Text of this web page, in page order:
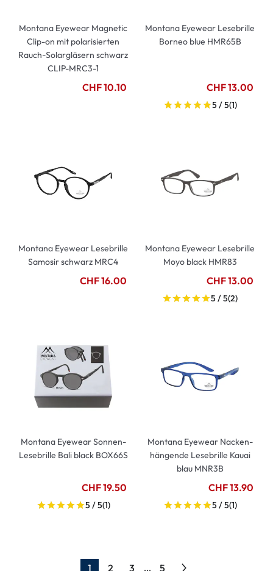
Montana Eyewear Magnetic
Clip-on mit polarisierten
Rauch-Solargläsern schwarz
CLIP-MRC3-1
CHF 10.10
Montana Eyewear Lesebrille
Borneo blue HMR65B
CHF 13.00
5 / 5(1)
Montana Eyewear Lesebrille
Samosir schwarz MRC4
CHF 16.00
Montana Eyewear Lesebrille
Moyo black HMR83
CHF 13.00
5 / 5(2)
Montana Eyewear Sonnen-
Lesebrille Bali black BOX66S
CHF 19.50
5 / 5(1)
Montana Eyewear Nacken-
hängende Lesebrille Kauai
blau MNR3B
CHF 13.90
5 / 5(1)
1 2 3 ... 5